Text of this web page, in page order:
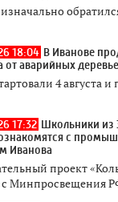
18:04 В Иванове
от аварийных
4 августа и
17:32 Школьники из
с
Иванова
проект
с Минпросвещения